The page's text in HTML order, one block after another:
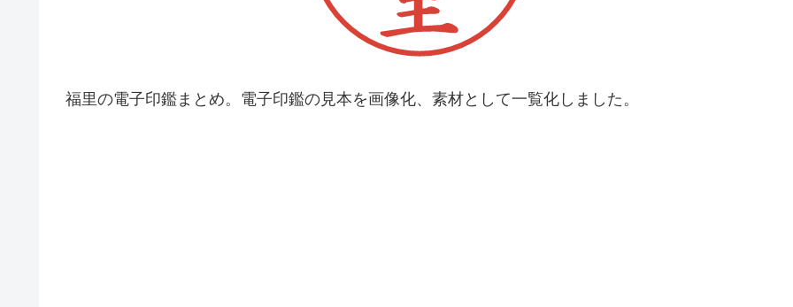
福里の電子印鑑まとめ。電子印鑑の見本を画像化、素材として一覧化しました。